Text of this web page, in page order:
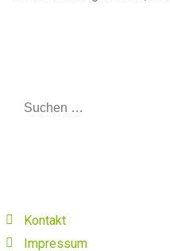
Kontakt
Impressum